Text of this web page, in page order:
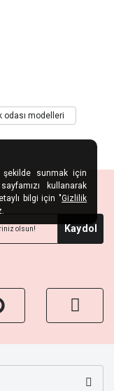
odası modelleri
Kaydol
sunmak için
kullanarak
bilgi için "Gizlilik